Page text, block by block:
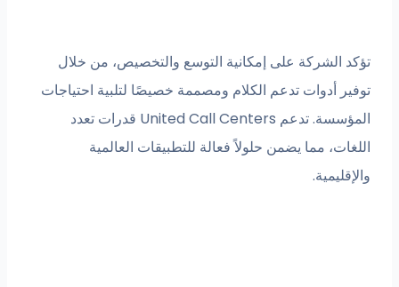
تؤكد الشركة على إمكانية التوسع والتخصيص، من خلال
توفير أدوات تدعم الكلام ومصممة خصيصًا لتلبية احتياجات
المؤسسة. تدعم United Call Centers قدرات تعدد
اللغات، مما يضمن حلولاً فعالة للتطبيقات العالمية
والإقليمية.